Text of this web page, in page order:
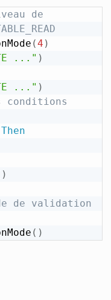
de
(4 )
..." )
..." )
conditions
Then
)
de validation
( )